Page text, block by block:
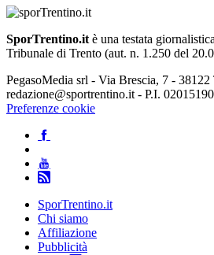
SporTrentino.it è una testata
Tribunale di Trento (aut. n. 1.250 del
PegasoMedia srl - Via Brescia, 7 - 38122
redazione@sportrentino.it - P.I.
Preferenze cookie
SporTrentino.it
Chi siamo
Affiliazione
Pubblicità